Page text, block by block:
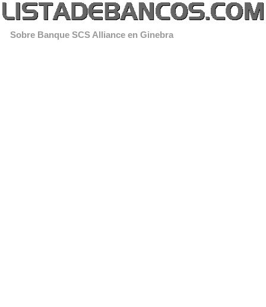
Sobre Banque SCS Alliance en Ginebra